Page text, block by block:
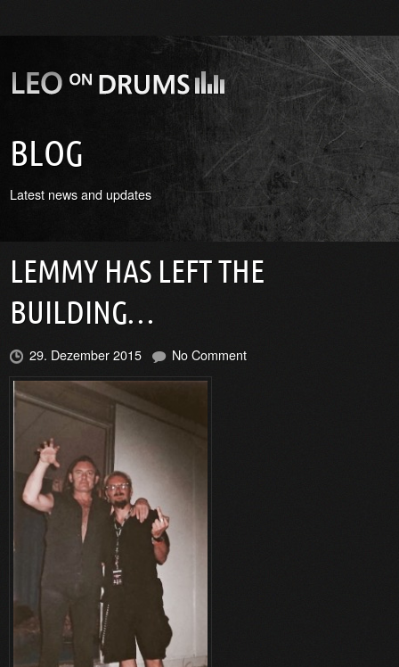
BLOG
Latest news and updates
LEMMY HAS LEFT THE
BUILDING…
29. Dezember 2015 No Comment